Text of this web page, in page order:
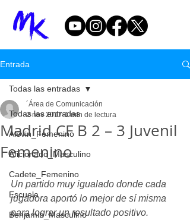
Entrada
Todas las entradas
Alevin_Femenino
Aficionado_Masculino
Cadete_Femenino
Escuela
Benjamin_Masculino
Todas las entradas
Madrid CF B 2 – 3 Juvenil
Femenino
´Área de Comunicación
2 nov 2017 1 min de lectura
Un partido muy igualado donde cada
jugadora aportó lo mejor de sí misma
para lograr un resultado positivo.